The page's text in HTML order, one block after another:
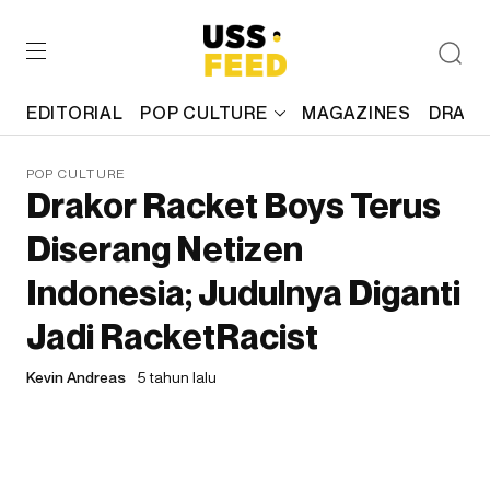
EDITORIAL POP CULTURE MAGAZINES
POP CULTURE
Drakor Racket Boys Terus
Diserang Netizen
Indonesia; Judulnya Diganti
Jadi RacketRacist
Kevin Andreas 5 tahun lalu